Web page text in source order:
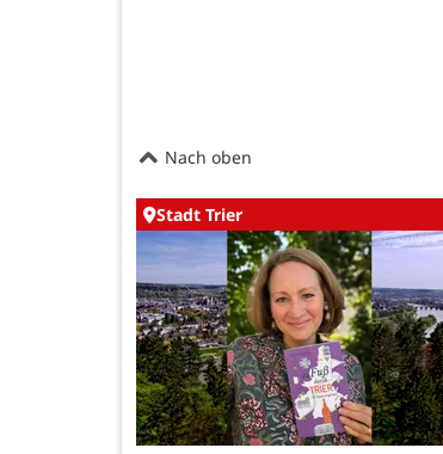
Nach oben
Stadt Trier